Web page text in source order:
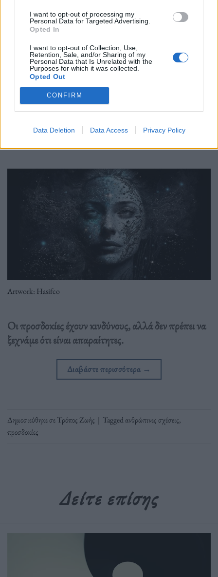
I want to opt-out of processing my
Personal Data for Targeted Advertising.
Opted In
I want to opt-out of Collection, Use,
Retention, Sale, and/or Sharing of my
Personal Data that Is Unrelated with the
Purposes for which it was collected.
Opted Out
CONFIRM
Data Deletion Data Access Privacy Policy
Καλό είναι να έχουμε προσδοκίες
Οι προσδοκίες έχουν κινδύνους, αλλά δεν
πρέπει να ξεχνάμε ότι είναι απαραίτητες.
26.04.2023
Artwork: Hasifco
Οι προσδοκίες έχουν κινδύνους, αλλά δεν πρέπει να
ξεχνάμε ότι είναι απαραίτητες.
Διαβάστε περισσότερα →
Δημοσιεύθηκε σεΤρόπος Ζωής | Taggedανθρώπινες σχέσεις,
προσδοκίες
Δείτε επίσης